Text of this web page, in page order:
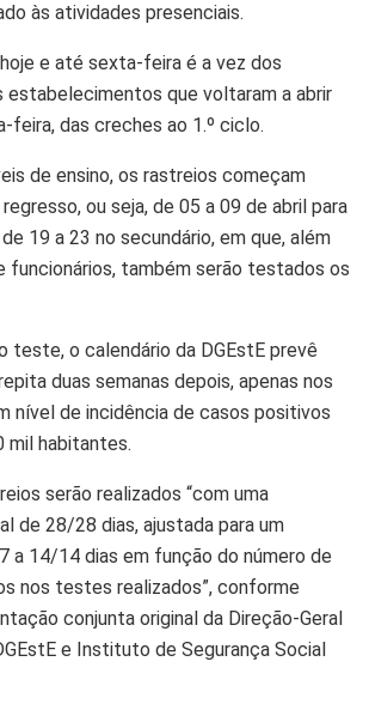
às atividades presenciais.
e até sexta-feira é a vez dos
estabelecimentos que voltaram a abrir
feira, das creches ao 1.º ciclo.
de ensino, os rastreios começam
ou seja, de 05 a 09 de abril para
19 a 23 no secundário, em que, além
funcionários, também serão testados os
teste, o calendário da DGEstE prevê
duas semanas depois, apenas nos
nível de incidência de casos positivos
mil habitantes.
serão realizados “com uma
de 28/28 dias, ajustada para um
a 14/14 dias em função do número de
nos testes realizados”, conforme
conjunta original da Direção-Geral
e Instituto de Segurança Social